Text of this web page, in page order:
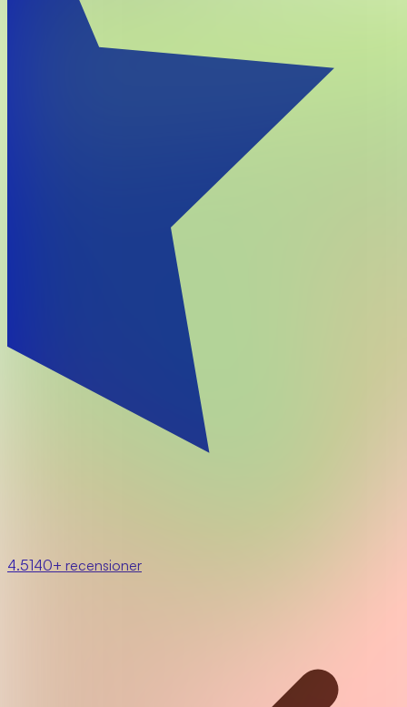
4.5140+ recensioner